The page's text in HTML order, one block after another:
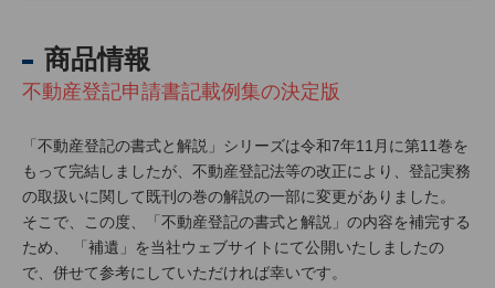
商品情報
不動産登記申請書記載例集の決定版
「不動産登記の書式と解説」シリーズは令和7年11月に第11巻を
もって完結しましたが、不動産登記法等の改正により、登記実務
の取扱いに関して既刊の巻の解説の一部に変更がありました。
そこで、この度、「不動産登記の書式と解説」の内容を補完する
ため、 「補遺」を当社ウェブサイトにて公開いたしましたの
で、併せて参考にしていただければ幸いです。